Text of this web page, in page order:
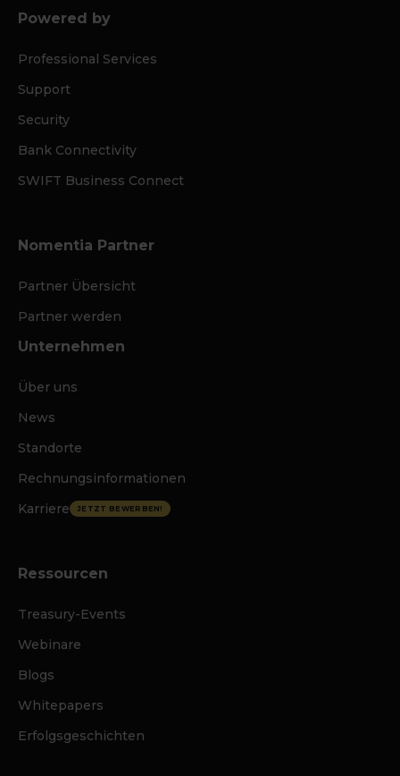
Powered by
Professional Services
Support
Security
Bank Connectivity
SWIFT Business Connect
Nomentia Partner
Partner Übersicht
Partner werden
Unternehmen
Über uns
News
Standorte
Rechnungsinformationen
Karriere
JETZT BEWERBEN!
Ressourcen
Treasury-Events
Webinare
Blogs
Whitepapers
Erfolgsgeschichten